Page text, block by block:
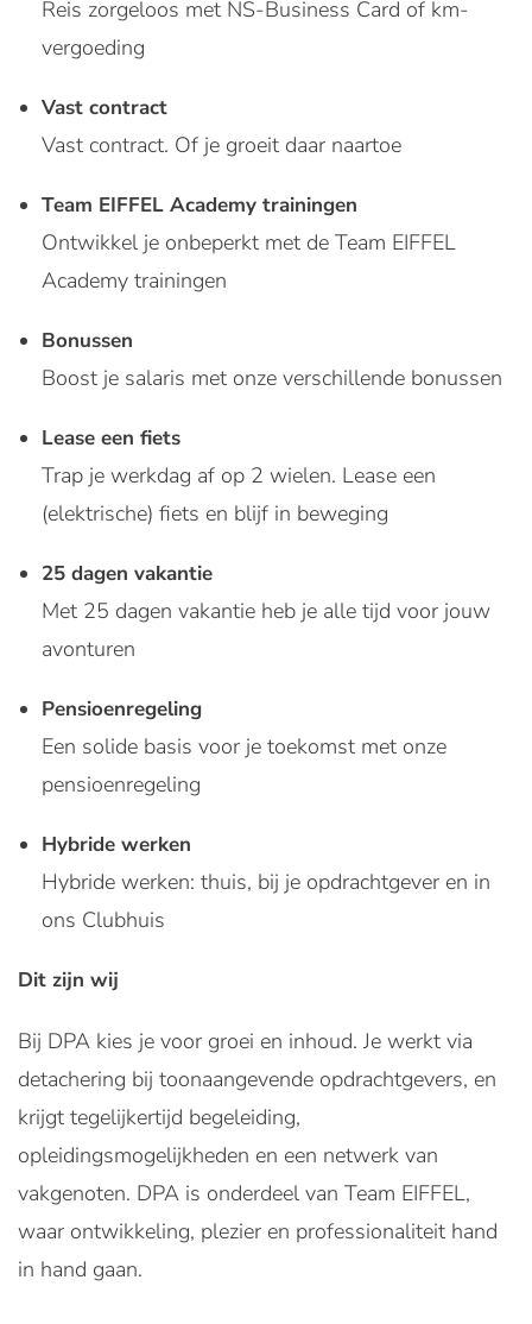
Reis zorgeloos met NS-Business Card of km-
vergoeding
Vast contract
Vast contract. Of je groeit daar naartoe
Team EIFFEL Academy trainingen
Ontwikkel je onbeperkt met de Team EIFFEL
Academy trainingen
Bonussen
Boost je salaris met onze verschillende bonussen
Lease een fiets
Trap je werkdag af op 2 wielen. Lease een
(elektrische) fiets en blijf in beweging
25 dagen vakantie
Met 25 dagen vakantie heb je alle tijd voor jouw
avonturen
Pensioenregeling
Een solide basis voor je toekomst met onze
pensioenregeling
Hybride werken
Hybride werken: thuis, bij je opdrachtgever en in
ons Clubhuis
Dit zijn wij
Bij DPA kies je voor groei en inhoud. Je werkt via
detachering bij toonaangevende opdrachtgevers, en
krijgt tegelijkertijd begeleiding,
opleidingsmogelijkheden en een netwerk van
vakgenoten. DPA is onderdeel van Team EIFFEL,
waar ontwikkeling, plezier en professionaliteit hand
in hand gaan.